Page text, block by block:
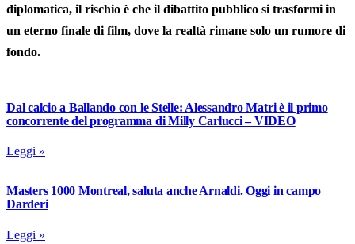
diplomatica, il rischio è che il dibattito pubblico si trasformi in
un eterno finale di film, dove la realtà rimane solo un rumore di
fondo.
Dal calcio a Ballando con le Stelle: Alessandro Matri è il primo
concorrente del programma di Milly Carlucci – VIDEO
Leggi »
Masters 1000 Montreal, saluta anche Arnaldi. Oggi in campo
Darderi
Leggi »